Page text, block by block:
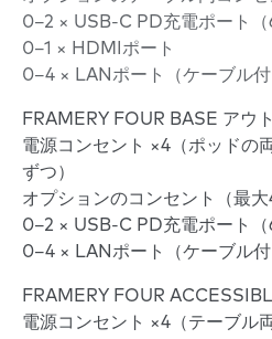
0–2 × USB-C PD充電ポート（
0–1 × HDMIポート
0–4 × LANポート（ケーブル付
FRAMERY FOUR BASE アウ
電源コンセント ×4（ポッドの
ずつ）
オプションのコンセント（最大
0–2 × USB-C PD充電ポート（
0–4 × LANポート（ケーブル付
FRAMERY FOUR
電源コンセント ×4（テーブル